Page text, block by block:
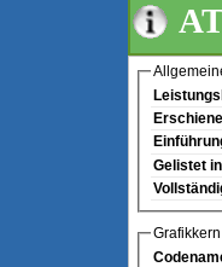
Gelistet in